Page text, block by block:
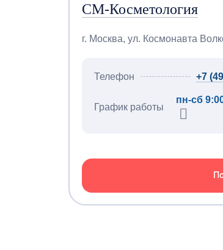
СМ-Косметология
г. Москва, ул. Космонавта
Телефон +7
График работы
пн-сб